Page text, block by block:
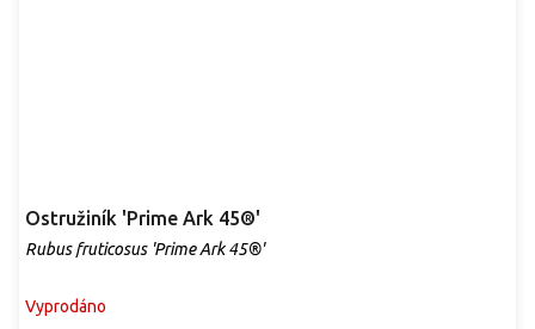
Ostružiník 'Prime Ark 45®'
Rubus fruticosus 'Prime Ark 45®'
Vyprodáno